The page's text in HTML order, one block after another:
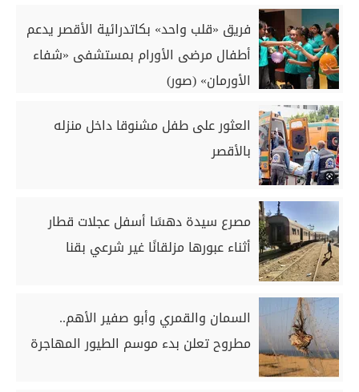
فريق «قلب واحد» بكاتدرائية الأقصر يدعم
أطفال مرضى الأورام بمستشفى «شفاء
الأورمان» (صور)
العثور على طفل مشنوقا داخل منزله
بالأقصر
مصرع سيدة دهسًا أسفل عجلات قطار
أثناء عبورها مزلقانًا غير شرعي بقنا
السمان والقمري وأبو صفير الأهم..
مطروح تعلن بدء موسم الطيور المهاجرة